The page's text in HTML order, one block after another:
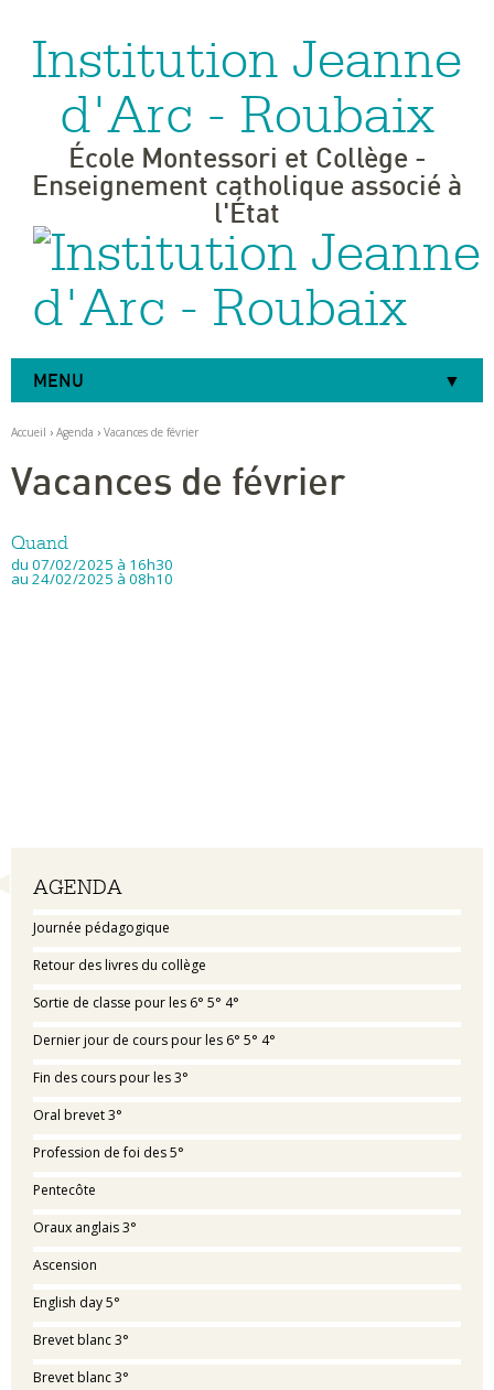
Outils
personnels
Institution Jeanne
d'Arc - Roubaix
École Montessori et Collège -
Enseignement catholique associé à
l'État
MENU
Accueil › Agenda › Vacances de février
Navigation
AGENDA
Journée pédagogique
Retour des livres du collège
Sortie de classe pour les 6° 5° 4°
Dernier jour de cours pour les 6° 5° 4°
Fin des cours pour les 3°
Oral brevet 3°
Profession de foi des 5°
Pentecôte
Oraux anglais 3°
Ascension
English day 5°
Brevet blanc 3°
Brevet blanc 3°
Vacances de février
Quand
du 07/02/2025 à 16h30
au 24/02/2025 à 08h10